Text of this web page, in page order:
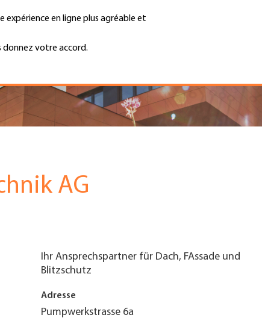
expérience en ligne plus agréable et
donnez votre accord.
Top
Menu
AG
Ihr Ansprechspartner für Dach, FAssade und
Blitzschutz
Adresse
Pumpwerkstrasse 6a